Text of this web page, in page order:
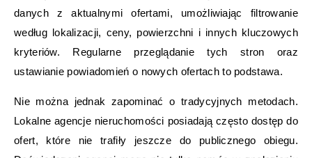
danych z aktualnymi ofertami, umożliwiając filtrowanie
według lokalizacji, ceny, powierzchni i innych kluczowych
kryteriów. Regularne przeglądanie tych stron oraz
ustawianie powiadomień o nowych ofertach to podstawa.
Nie można jednak zapominać o tradycyjnych metodach.
Lokalne agencje nieruchomości posiadają często dostęp do
ofert, które nie trafiły jeszcze do publicznego obiegu.